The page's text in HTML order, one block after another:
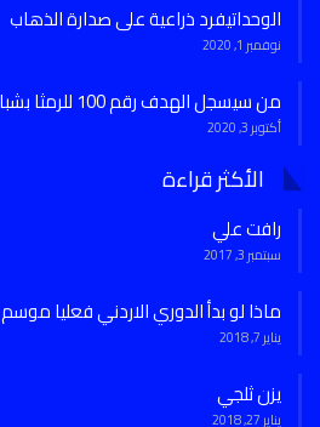
الوحداتيفرد ذراعية على صدارة الذهاب
نوفمبر 1, 2020
من سيسجل الهدف رقم 100 للرمثا بشباك الجزيرة !!
أكتوبر 3, 2020
الأكثر قراءة
رافت علي
سبتمبر 3, 2017
ماذا لو بدأ الدوري الاردني فعليا موسم 1974..ومات “سريرياً…
يناير 7, 2018
يزن ثلجي
يناير 27, 2018